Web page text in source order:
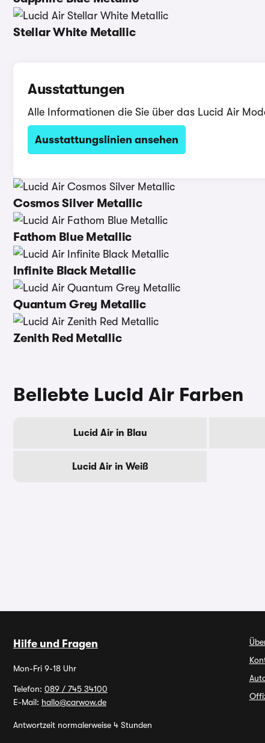
Stellar White Metallic
Ausstattungen
Alle Informationen die Sie über das Lucid Air
Ausstattungslinien ansehen
Cosmos Silver Metallic
Fathom Blue Metallic
Infinite Black Metallic
Quantum Grey Metallic
Zenith Red Metallic
Beliebte Lucid Air Farben
Lucid Air in Blau
Lucid Air in Weiß
Hilfe und Fragen
Mon-Fri 9-18 Uhr
Telefon: 089 / 745 34100
E-Mail: hallo@carwow.de
Antwortzeit normalerweise 4 Stunden